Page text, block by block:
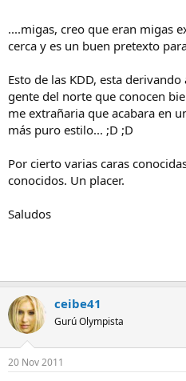
....migas, creo que eran migas
cerca y es un buen pretexto
Esto de las KDD, esta
gente del norte que conocen
me extrañaria que acabara en
más puro estilo... ;D ;D
Por cierto varias caras
conocidos. Un placer.
Saludos
ceibe41
Gurú Olympista
20 Nov 2011